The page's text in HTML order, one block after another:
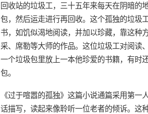
回收站的垃圾工，三十五年来每天在阴暗的
包，然后运走进行再回收。这个孤独的垃圾
书，如饥似渴地阅读，并加以珍藏，靠这种
采、席勒等大师的作品。这位垃圾工对阅读
一个垃圾包里放上一本他珍爱的书籍，有时
包。
《过于喧嚣的孤独》这篇小说通篇采用第
话描写，读起来像聆听一位老者的倾诉。这